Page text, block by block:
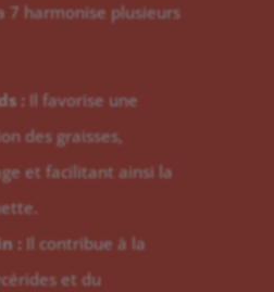
7 harmonise plusieurs
: Il favorise une
des graisses,
et facilitant ainsi la
: Il contribue à la
et du